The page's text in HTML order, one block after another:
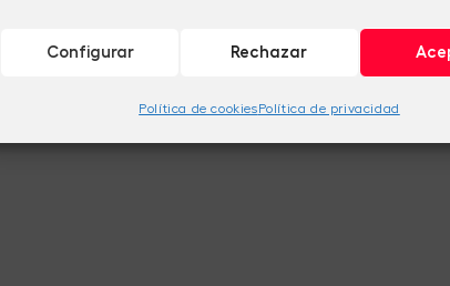
Rechazar
Configurar
Política de cookiesPolítica de privacidad